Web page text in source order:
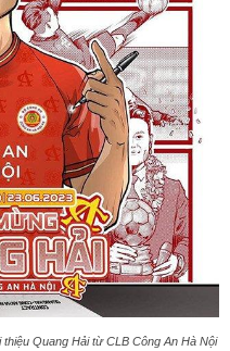
Quang Hải từ CLB Công An Hà Nội